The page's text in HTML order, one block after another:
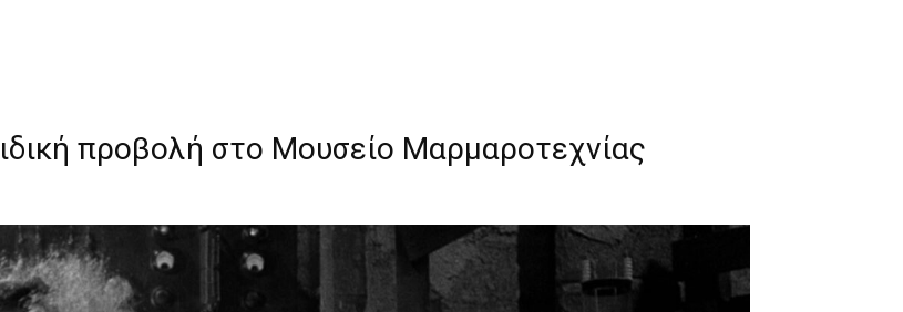
προβολή στο Μουσείο Μαρμαροτεχνίας